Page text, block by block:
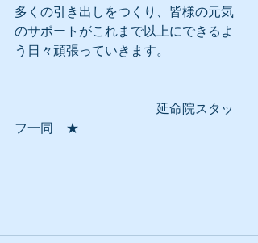
多くの引き出しをつくり、皆様の元気
のサポートがこれまで以上にできるよ
う日々頑張っていきます。
延命院スタッ
フ一同　★